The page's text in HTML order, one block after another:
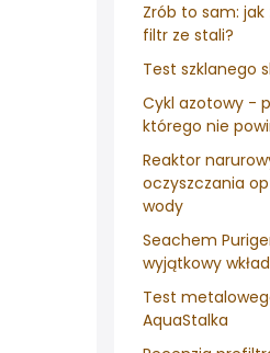
Zrób to sam:
filtr ze stali?
Test szklanego
Cykl azotowy -
którego nie
Reaktor
oczyszczania
wody
Seachem
wyjątkowy
Test
AquaStalka